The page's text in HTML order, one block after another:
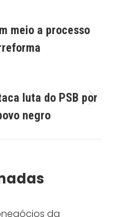
meio a processo
luta do PSB por
negro
da